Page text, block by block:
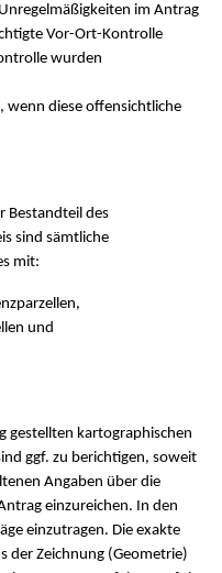
im Antrag
Vor-Ort-Kontrolle
wurden
wenn diese offensichtliche
Bestandteil des
sind sämtliche
mit:
und
gestellten kartographischen
ggf. zu berichtigen, soweit
Angaben über die
einzureichen. In den
einzutragen. Die exakte
der Zeichnung (Geometrie)